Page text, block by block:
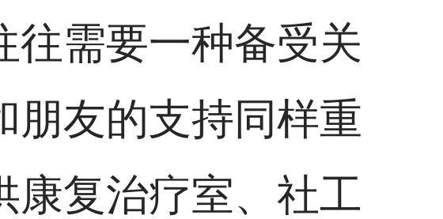
往需要一种备受关
朋友的支持同样重
康复治疗室、社工